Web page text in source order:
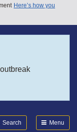
Here’s how you
Search Menu